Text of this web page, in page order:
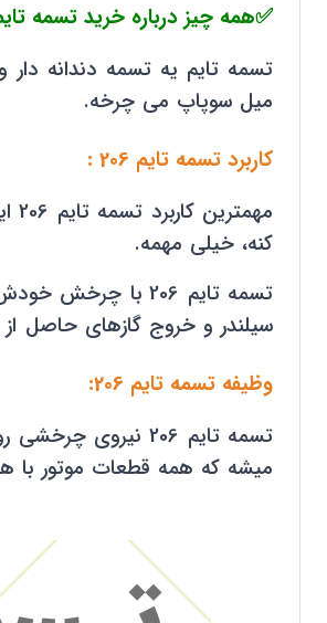
✅همه چیز درباره خرید تسمه تایم 206 + کاربرد این قطعه در
تسمه تایم یه تسمه دندانه
میل سوپاپ می چرخه.
کاربرد تسمه تایم 206 :
کنه، خیلی مهمه.
تسمه تایم 206
سیلندر و خروج گازهای حاصل
وظیفه تسمه تایم 206:
میشه که همه قطعات موتور